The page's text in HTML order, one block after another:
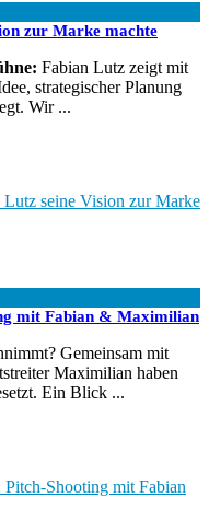
zur Marke machte
Fabian Lutz zeigt mit
strategischer Planung
Wir ...
seine Vision zur Marke
mit Fabian & Maximilian
Gemeinsam mit
Maximilian haben
Ein Blick ...
Shooting mit Fabian